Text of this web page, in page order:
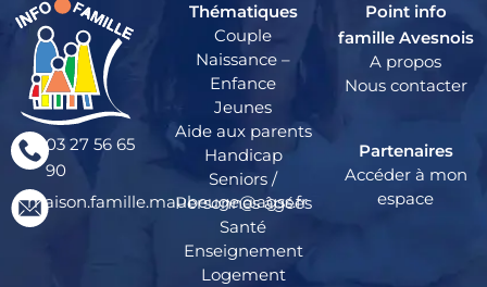
03 27 56 65
90
maison.famille.maubeuge@agss.fr
Thématiques
Couple
Naissance –
Enfance
Jeunes
Aide aux parents
Handicap
Seniors /
Personnes âgées
Santé
Enseignement
Logement
Point info
famille Avesnois
A propos
Nous contacter
Partenaires
Accéder à mon
espace